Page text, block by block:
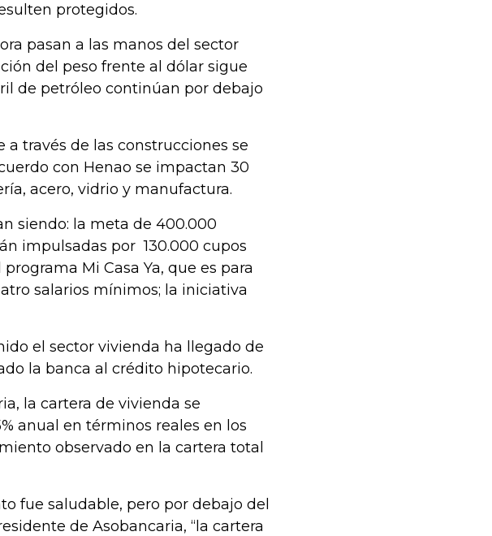
protegidos.
pasan a las manos del sector
del peso frente al dólar sigue
de petróleo continúan por debajo
a través de las construcciones se
con Henao se impactan 30
acero, vidrio y manufactura.
siendo: la meta de 400.000
impulsadas por 130.000 cupos
Mi Casa Ya, que es para
salarios mínimos; la iniciativa
el sector vivienda ha llegado de
la banca al crédito hipotecario.
la cartera de vivienda se
anual en términos reales en los
observado en la cartera total
fue saludable, pero por debajo del
de Asobancaria, “la cartera